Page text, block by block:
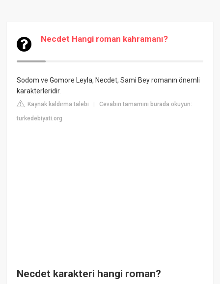
Necdet Hangi roman kahramanı?
Sodom ve Gomore Leyla, Necdet, Sami Bey romanın önemli
karakterleridir.
Kaynak kaldırma talebi |Cevabın tamamını burada okuyun:
turkedebiyati.org
Necdet karakteri hangi roman?